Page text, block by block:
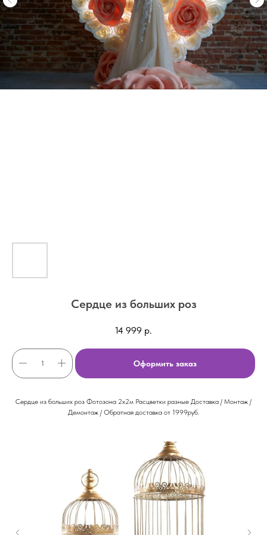
Сердце из больших роз
14 999 р.
Оформить заказ
Сердце из больших роз Фотозона 2х2м Расцветки разные Доставка / Монтаж /
Демонтаж / Обратная доставка от 1999руб.